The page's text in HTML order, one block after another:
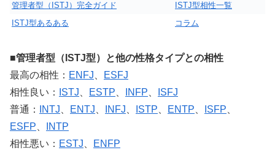
管理者型（ISTJ）完全ガイド
ISTJ型相性一覧
ISTJ型あるある
コラム
■管理者型（ISTJ型）と他の性格タイプとの相性
最高の相性： ENFJ
ESFJ
相性良い：
ISTJ ESTP INFP
ISFJ
普通：
INTJ ENTJ INFJ ISTP ENTP ISFP
ESFP
INTP
相性悪い： ESTJ ENFP